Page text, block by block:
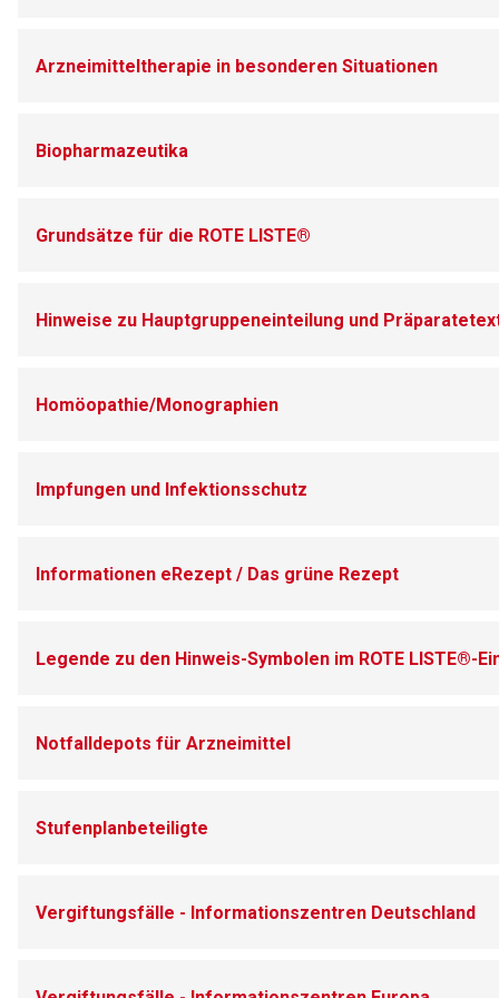
Arzneimitteltherapie in besonderen Situationen
Biopharmazeutika
Grundsätze für die ROTE LISTE®
Hinweise zu Hauptgruppeneinteilung und
Homöopathie/Monographien
Impfungen und Infektionsschutz
Informationen eRezept / Das grüne Rezept
Legende zu den Hinweis-Symbolen im ROTE LISTE®-
Notfalldepots für Arzneimittel
Stufenplanbeteiligte
Vergiftungsfälle - Informationszentren Deutschland